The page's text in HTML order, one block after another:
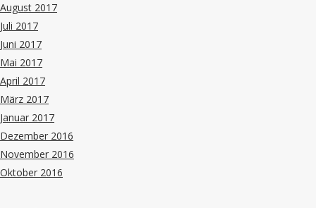
August 2017
Juli 2017
Juni 2017
Mai 2017
April 2017
März 2017
Januar 2017
Dezember 2016
November 2016
Oktober 2016